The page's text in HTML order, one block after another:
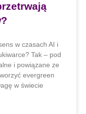
w czasach AI i
Tak – pod
i powiązane ze
evergreen
w świecie